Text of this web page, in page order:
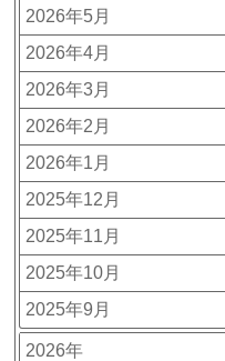
2026年5月
2026年4月
2026年3月
2026年2月
2026年1月
2025年12月
2025年11月
2025年10月
2025年9月
2026年